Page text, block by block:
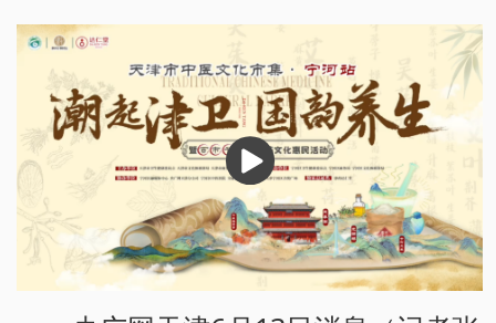
播
放